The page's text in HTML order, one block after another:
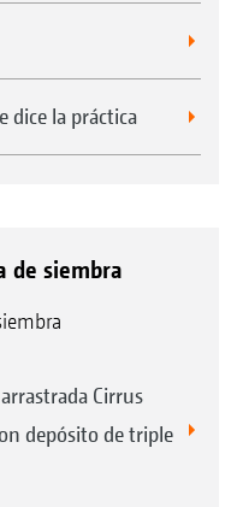
dice la práctica
de siembra
Cirrus
depósito de triple